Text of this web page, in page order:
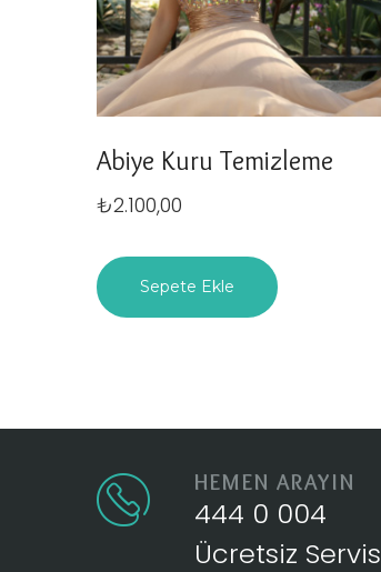
Abiye Kuru Temizleme
₺2.100,00
Sepete Ekle
HEMEN ARAYIN
444 0 004
Ücretsiz Servis